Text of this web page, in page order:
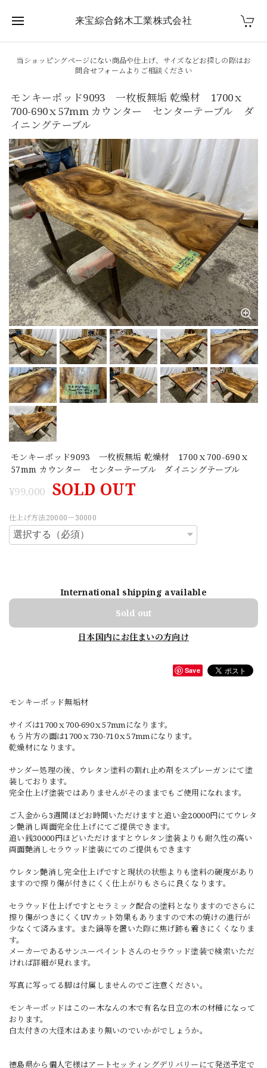
来宝綜合銘木工業株式会社
当ショッピングページにない商品や仕上げ、サイズなどお探しの際はお
問合せフォームよりご相談ください
モンキーポッド9093 一枚板無垢 乾燥材 1700ｘ
700-690ｘ57mm カウンター センターテーブル ダ
イニングテーブル
モンキーポッド9093 一枚板無垢 乾燥材 1700ｘ700-690ｘ
57mm カウンター センターテーブル ダイニングテーブル
¥99,000 SOLD OUT
仕上げ方法20000－30000
International shipping available
Sold out
日本国内にお住まいの方向け
Save
モンキーポッド無垢材
サイズは1700ｘ700-690ｘ57mmになります。
もう片方の面は1700ｘ730-710ｘ57mmになります。
乾燥材になります。
サンダー処理の後、ウレタン塗料の割れ止め剤をスプレーガンにて塗
装しております。
完全仕上げ塗装ではありませんがそのままでもご使用になれます。
ご入金から3週間ほどお時間いただけますと追い金20000円にてウレタ
ン艶消し両面完全仕上げにてご提供できます。
追い銭30000円ほどいただけますとウレタン塗装よりも耐久性の高い
両面艶消しセラウッド塗装にてのご提供もできます
ウレタン艶消し完全仕上げですと現状の状態よりも塗料の硬度があり
ますので擦り傷が付きにくく仕上がりもさらに良くなります。
セラウッド仕上げですとセラミック配合の塗料となりますのでさらに
擦り傷がつきにくくUVカット効果もありますので木の焼けの進行が
少なくて済みます。また鍋等を置いた際に焦げ跡も着きにくくなりま
す。
メーカーであるサンユーペイントさんのセラウッド塗装で検索いただ
ければ詳細が見れます。
写真に写ってる脚は付属しませんのでご注意ください。
モンキーポッドはこのー木なんの木で有名な日立の木の材種になって
おります。
白太付きの大径木はあまり無いのでいかがでしょうか。
徳島県から個人宅様はアートセッティングデリバリーにて発送予定で